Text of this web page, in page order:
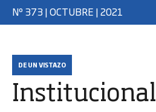
Nº 373 | OCTUBRE | 2021
DE UN VISTAZO
Institucional